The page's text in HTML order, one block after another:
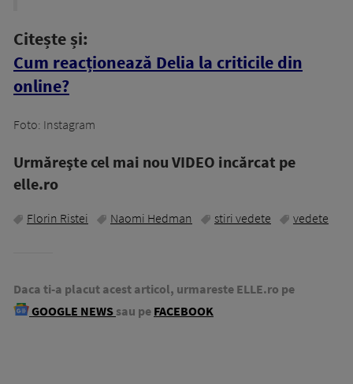
Citește și:
Cum reacționează Delia la criticile din
online?
Foto: Instagram
Urmăreşte cel mai nou VIDEO incărcat pe
elle.ro
Florin Ristei Naomi Hedman stiri vedete vedete
Daca ti-a placut acest articol, urmareste ELLE.ro pe
GOOGLE NEWS sau pe FACEBOOK